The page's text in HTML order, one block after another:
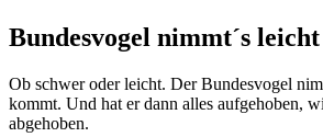
Bundesvogel nimmt´s leicht
Ob schwer oder leicht. Der Bundesvogel
kommt. Und hat er dann alles aufgehoben,
abgehoben.